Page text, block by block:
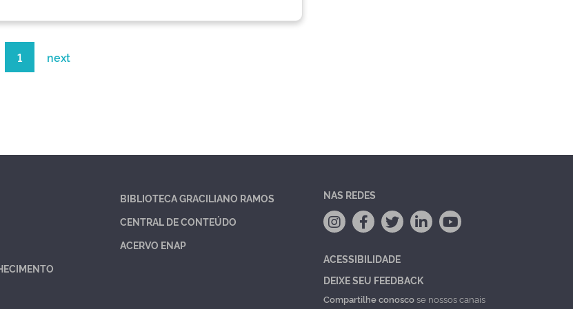
1 next
BIBLIOTECA GRACILIANO RAMOS
CENTRAL DE CONTEÚDO
ACERVO ENAP
NAS REDES
ACESSIBILIDADE
DEIXE SEU FEEDBACK
Compartilhe conoscose nossos canais